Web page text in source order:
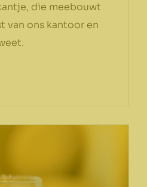
die meebouwt
van ons kantoor en